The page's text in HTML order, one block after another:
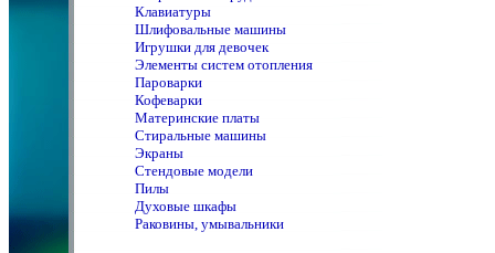
Клавиатуры
Шлифовальные машины
Игрушки для девочек
Элементы систем отопления
Пароварки
Кофеварки
Материнские платы
Стиральные машины
Экраны
Стендовые модели
Пилы
Духовые шкафы
Раковины, умывальники